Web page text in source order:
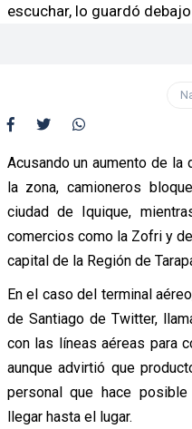
escuchar, lo guardó
Acusando un aumento de la
la zona, camioneros
ciudad de Iquique,
comercios como la Zofri y
capital de la Región de
En el caso del terminal
de Santiago de Twitter,
con las líneas aéreas para
aunque advirtió que
personal que hace
llegar hasta el lugar.